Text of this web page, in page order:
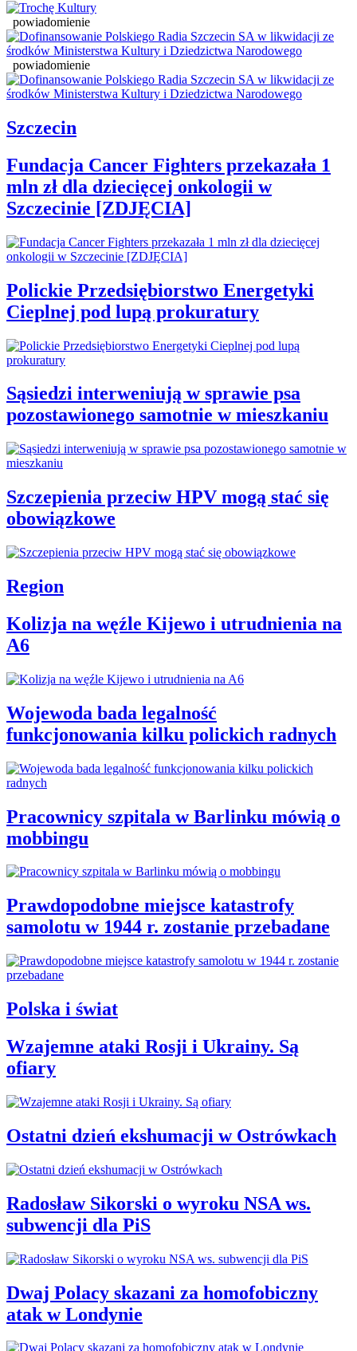
powiadomienie
powiadomienie
Szczecin
Fundacja Cancer Fighters przekazała 1
mln zł dla dziecięcej onkologii w
Szczecinie [ZDJĘCIA]
Polickie Przedsiębiorstwo Energetyki
Cieplnej pod lupą prokuratury
Sąsiedzi interweniują w sprawie psa
pozostawionego samotnie w mieszkaniu
Szczepienia przeciw HPV mogą stać się
obowiązkowe
Region
Kolizja na węźle Kijewo i utrudnienia na
A6
Wojewoda bada legalność
funkcjonowania kilku polickich radnych
Pracownicy szpitala w Barlinku mówią o
mobbingu
Prawdopodobne miejsce katastrofy
samolotu w 1944 r. zostanie przebadane
Polska i świat
Wzajemne ataki Rosji i Ukrainy. Są
ofiary
Ostatni dzień ekshumacji w Ostrówkach
Radosław Sikorski o wyroku NSA ws.
subwencji dla PiS
Dwaj Polacy skazani za homofobiczny
atak w Londynie